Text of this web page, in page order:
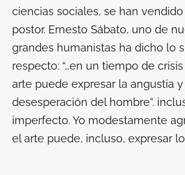
ciencias sociales, se han
postor. Ernesto Sábato, uno de
grandes humanistas ha dicho lo
respecto: “…en un tiempo de
arte puede expresar la angustia y
desesperación del hombre”.
imperfecto. Yo modestamente
el arte puede, incluso, expresar